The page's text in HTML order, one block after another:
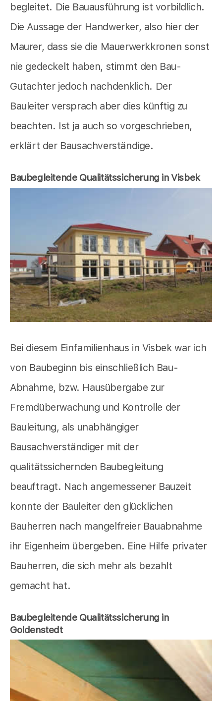
begleitet. Die Bauausführung ist vorbildlich.
Die Aussage der Handwerker, also hier der
Maurer, dass sie die Mauerwerkkronen sonst
nie gedeckelt haben, stimmt den Bau-
Gutachter jedoch nachdenklich. Der
Bauleiter versprach aber dies künftig zu
beachten. Ist ja auch so vorgeschrieben,
erklärt der Bausachverständige.
Baubegleitende Qualitätssicherung in Visbek
Bei diesem Einfamilienhaus in Visbek war ich
von Baubeginn bis einschließlich Bau-
Abnahme, bzw. Hausübergabe zur
Fremdüberwachung und Kontrolle der
Bauleitung, als unabhängiger
Bausachverständiger mit der
qualitätssichernden Baubegleitung
beauftragt. Nach angemessener Bauzeit
konnte der Bauleiter den glücklichen
Bauherren nach mangelfreier Bauabnahme
ihr Eigenheim übergeben. Eine Hilfe privater
Bauherren, die sich mehr als bezahlt
gemacht hat.
Baubegleitende Qualitätssicherung in
Goldenstedt